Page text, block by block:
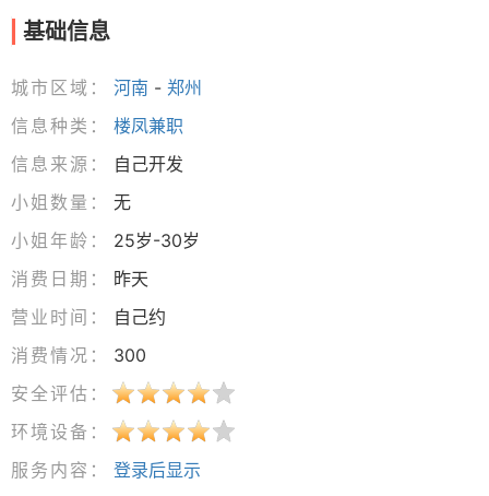
基础信息
城市区域： 河南 - 郑州
信息种类：
楼凤兼职
信息来源：
自己开发
小姐数量：
无
小姐年龄：
25岁-30岁
消费日期：
昨天
营业时间：
自己约
消费情况：
300
安全评估：
环境设备：
服务内容：
登录后显示